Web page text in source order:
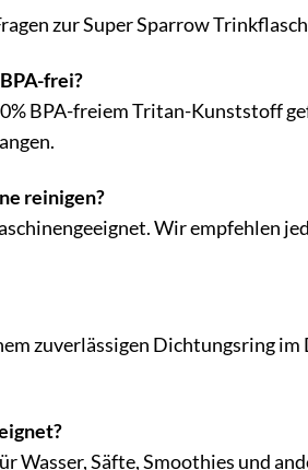
zur Super Sparrow
frei?
BPA-freiem Tritan-Kunststoff
reinigen?
Wir empfehlen
zuverlässigen Dichtungsring
Wasser, Säfte, Smoothies und